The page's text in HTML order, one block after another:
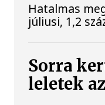
Hatalmas
júliusi, 1,2
Sorra
leletek